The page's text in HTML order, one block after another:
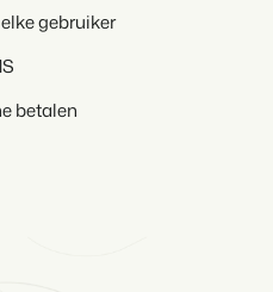
gebruiker
betalen